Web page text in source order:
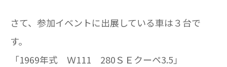
さて、参加イベントに出展している車は３台で
す。
「1969年式 Ｗ111 280ＳＥクーペ3.5」